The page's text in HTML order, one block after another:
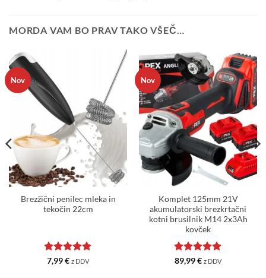
MORDA VAM BO PRAV TAKO VŠEČ…
Nov
Brezžični penilec mleka in
tekočin 22cm
Ocenjeno5
7,99€ z DDV
Nov
Komplet 125mm 21V
akumulatorski brezkrtačni
kotni brusilnik M14 2x3Ah
kovček
Ocenjeno5
89,99€ z DDV